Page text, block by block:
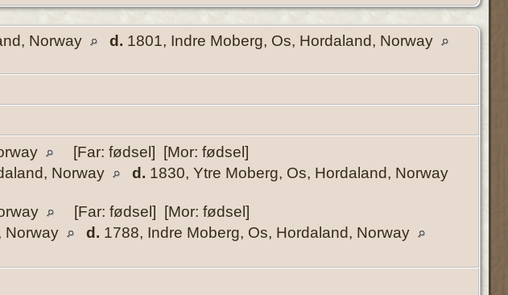
Norway d. 1801, Indre Moberg, Os, Hordaland, Norway
[Far: fødsel] [Mor: fødsel]
Norway d. 1830, Ytre Moberg, Os, Hordaland, Norway
[Far: fødsel] [Mor: fødsel]
Norway d. 1788, Indre Moberg, Os, Hordaland, Norway